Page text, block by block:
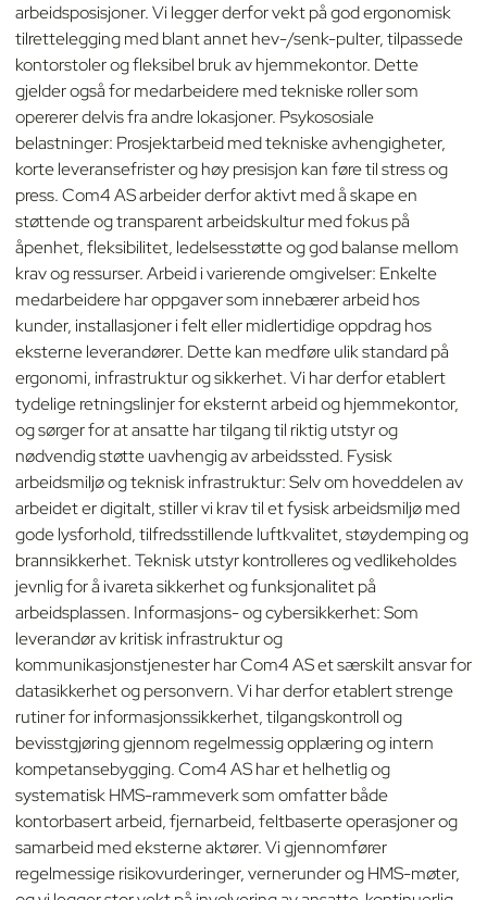
arbeidsposisjoner. Vi legger derfor vekt på god ergonomisk
tilrettelegging med blant annet hev-/senk-pulter, tilpassede
kontorstoler og fleksibel bruk av hjemmekontor. Dette
gjelder også for medarbeidere med tekniske roller som
opererer delvis fra andre lokasjoner. Psykososiale
belastninger: Prosjektarbeid med tekniske avhengigheter,
korte leveransefrister og høy presisjon kan føre til stress og
press. Com4 AS arbeider derfor aktivt med å skape en
støttende og transparent arbeidskultur med fokus på
åpenhet, fleksibilitet, ledelsesstøtte og god balanse mellom
krav og ressurser. Arbeid i varierende omgivelser: Enkelte
medarbeidere har oppgaver som innebærer arbeid hos
kunder, installasjoner i felt eller midlertidige oppdrag hos
eksterne leverandører. Dette kan medføre ulik standard på
ergonomi, infrastruktur og sikkerhet. Vi har derfor etablert
tydelige retningslinjer for eksternt arbeid og hjemmekontor,
og sørger for at ansatte har tilgang til riktig utstyr og
nødvendig støtte uavhengig av arbeidssted. Fysisk
arbeidsmiljø og teknisk infrastruktur: Selv om hoveddelen av
arbeidet er digitalt, stiller vi krav til et fysisk arbeidsmiljø med
gode lysforhold, tilfredsstillende luftkvalitet, støydemping og
brannsikkerhet. Teknisk utstyr kontrolleres og vedlikeholdes
jevnlig for å ivareta sikkerhet og funksjonalitet på
arbeidsplassen. Informasjons- og cybersikkerhet: Som
leverandør av kritisk infrastruktur og
kommunikasjonstjenester har Com4 AS et særskilt ansvar for
datasikkerhet og personvern. Vi har derfor etablert strenge
rutiner for informasjonssikkerhet, tilgangskontroll og
bevisstgjøring gjennom regelmessig opplæring og intern
kompetansebygging. Com4 AS har et helhetlig og
systematisk HMS-rammeverk som omfatter både
kontorbasert arbeid, fjernarbeid, feltbaserte operasjoner og
samarbeid med eksterne aktører. Vi gjennomfører
regelmessige risikovurderinger, vernerunder og HMS-møter,